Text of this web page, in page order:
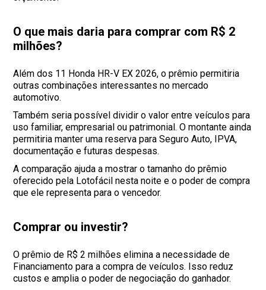
O que mais daria para comprar com R$ 2
milhões?
Além dos 11 Honda HR-V EX 2026, o prêmio permitiria
outras combinações interessantes no mercado
automotivo.
Também seria possível dividir o valor entre veículos para
uso familiar, empresarial ou patrimonial. O montante ainda
permitiria manter uma reserva para Seguro Auto, IPVA,
documentação e futuras despesas.
A comparação ajuda a mostrar o tamanho do prêmio
oferecido pela Lotofácil nesta noite e o poder de compra
que ele representa para o vencedor.
Comprar ou investir?
O prêmio de R$ 2 milhões elimina a necessidade de
Financiamento para a compra de veículos. Isso reduz
custos e amplia o poder de negociação do ganhador.